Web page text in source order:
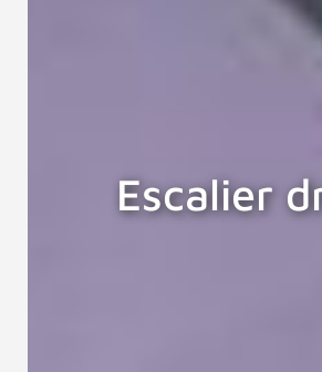
Escalier